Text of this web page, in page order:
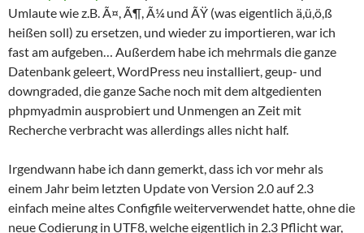
Umlaute wie z.B. Ã¤, Ã¶, Ã¼ und ÃŸ (was eigentlich ä,ü,ö,ß
heißen soll) zu ersetzen, und wieder zu importieren, war ich
fast am aufgeben… Außerdem habe ich mehrmals die ganze
Datenbank geleert, WordPress neu installiert, geup- und
downgraded, die ganze Sache noch mit dem altgedienten
phpmyadmin ausprobiert und Unmengen an Zeit mit
Recherche verbracht was allerdings alles nicht half.
Irgendwann habe ich dann gemerkt, dass ich vor mehr als
einem Jahr beim letzten Update von Version 2.0 auf 2.3
einfach meine altes Configfile weiterverwendet hatte, ohne die
neue Codierung in UTF8, welche eigentlich in 2.3 Pflicht war,